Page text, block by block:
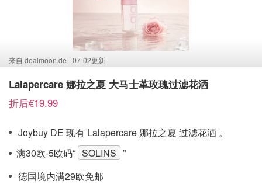
来自 dealmoon.de 07-02更新
Lalapercare 娜拉之夏 大马士革玫瑰过滤花洒
折后€19.99
Joybuy DE 现有 Lalapercare 娜拉之夏 过滤花洒 。
满30欧-5欧码“ SOLINS ”
德国境内满29欧免邮